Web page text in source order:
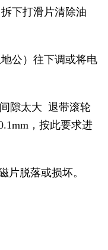
下打滑片清除油
公）往下调或将电
隙太大 退带滚轮
，按此要求进
片脱落或损坏。